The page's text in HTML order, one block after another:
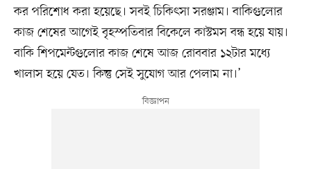
কর পরিশোধ করা হয়েছে। সবই চিকিৎসা সরঞ্জাম। বাকিগুলোর
কাজ শেষের আগেই বৃহস্পতিবার বিকেলে কাস্টমস বন্ধ হয়ে যায়।
বাকি শিপমেন্টগুলোর কাজ শেষে আজ রোববার ১২টার মধ্যে
খালাস হয়ে যেত। কিন্তু সেই সুযোগ আর পেলাম না।’